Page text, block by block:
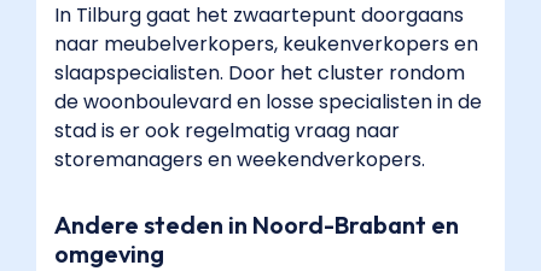
In Tilburg gaat het zwaartepunt doorgaans
naar meubelverkopers, keukenverkopers en
slaapspecialisten. Door het cluster rondom
de woonboulevard en losse specialisten in de
stad is er ook regelmatig vraag naar
storemanagers en weekendverkopers.
Andere steden in Noord-Brabant en
omgeving